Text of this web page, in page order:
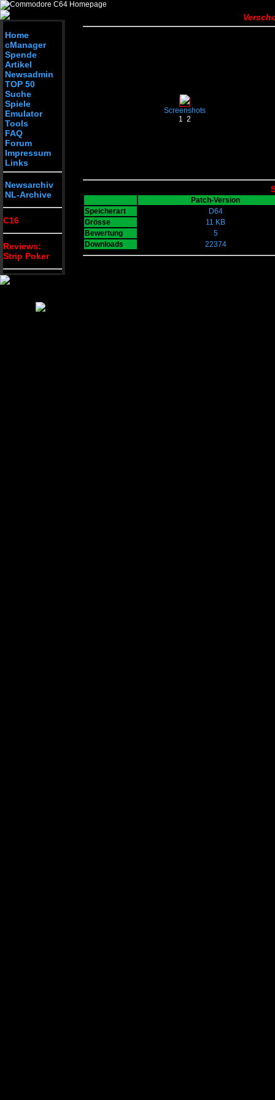
Home
cManager
Spende
Artikel
Newsadmin
TOP 50
Suche
Spiele
Emulator
Tools
FAQ
Forum
Impressum
Links
Newsarchiv
NL-Archive
C16
Reviews:
Strip Poker
Screenshots
1 2
Patch-Version
Speicherart
D64
Grösse
11 KB
Bewertung
5
Downloads
22374